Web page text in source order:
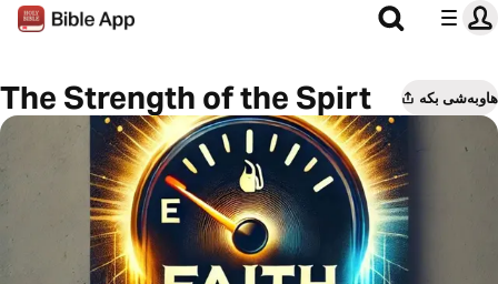
The Strength of the Spirt هاوبەشی بکە